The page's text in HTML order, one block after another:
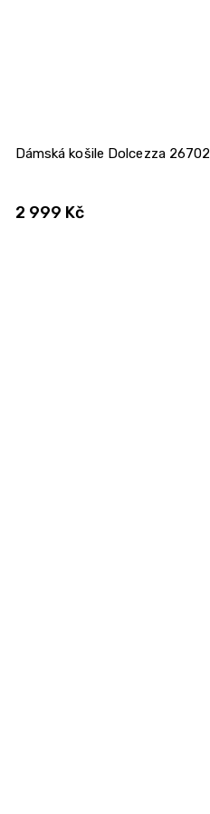
Dámská košile Dolcezza 26702
2 999 Kč